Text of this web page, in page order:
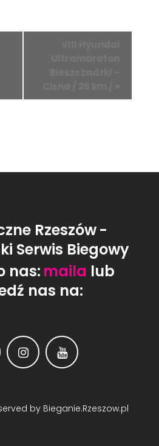
Rzeszów-
Serwis Biegowy
nas: maila lub
nas na:
by Bieganie.Rzeszow.pl